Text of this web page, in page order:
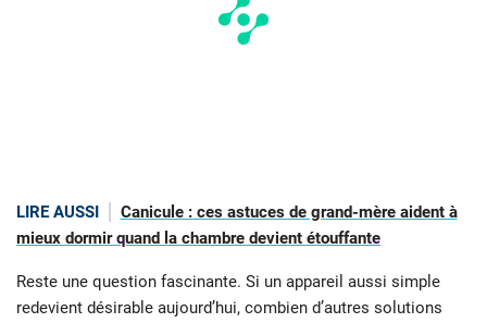
LIRE AUSSI
Canicule : ces astuces de grand-mère aident à
mieux dormir quand la chambre devient étouffante
Reste une question fascinante. Si un appareil aussi simple
redevient désirable aujourd’hui, combien d’autres solutions